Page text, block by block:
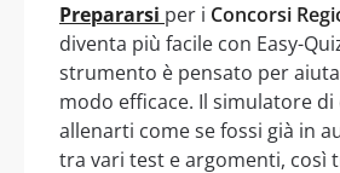
Prepararsi per i Concorsi
diventa più facile con Easy-
strumento è pensato per
modo efficace. Il simulatore
allenarti come se fossi già in
tra vari test e argomenti, così